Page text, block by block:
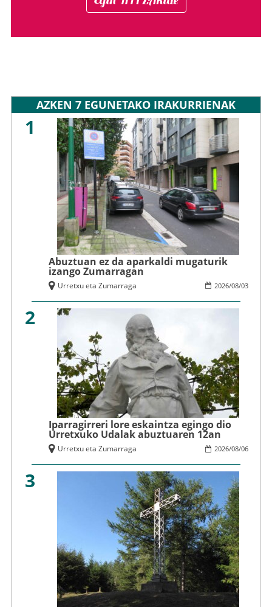
AZKEN 7 EGUNETAKO IRAKURRIENAK
1
Abuztuan ez da aparkaldi mugaturik
izango Zumarragan
2026/08/03
Urretxu eta Zumarraga
2
Iparragirreri lore eskaintza egingo dio
Urretxuko Udalak abuztuaren 12an
2026/08/06
Urretxu eta Zumarraga
3